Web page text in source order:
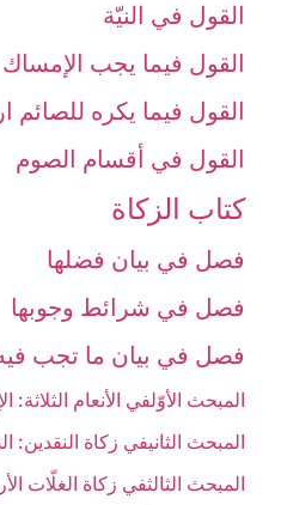
القول في النيّة
القول فيما يجب
القول فيما يكره للصائم
القول في أقسام الصوم‏
كتاب الزكاة
فصل في بيان فضلها
فصل في شرائط وجوبها
فصل في بيان ما تجب فيه
المبحث الأوّل‏في الأنعام الثلاثة:
المبحث الثاني‏في زكاة النقدين:
المبحث الثالث‏في زكاة الغلّات